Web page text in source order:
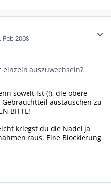
Feb 2008
einzeln auszuwechseln?
soweit ist (!), die obere
austauschen zu
BITTE!
kriegst du die Nadel ja
raus. Eine Blockierung